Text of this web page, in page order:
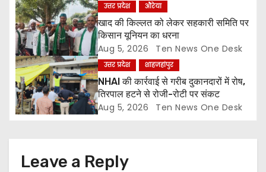
i
o
n
उत्तर प्रदेश औरेया
खाद की किल्लत को लेकर सहकारी समिति पर
किसान यूनियन का धरना
Aug 5, 2026 Ten News One Desk
उत्तर प्रदेश शाहजहांपुर
NHAI की कार्रवाई से गरीब दुकानदारों में रोष,
तिरपाल हटने से रोजी-रोटी पर संकट
Aug 5, 2026 Ten News One Desk
Leave a Reply